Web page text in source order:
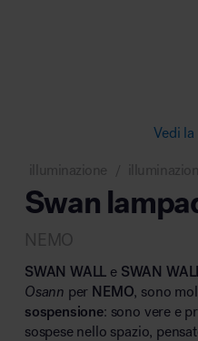
Area lounge e attesa
Vedi
illuminazione
Swan
NEMO
SWAN WALL e SWAN
Osann per NEMO, sono
sospensione: sono vere e
sospese nello spazio,